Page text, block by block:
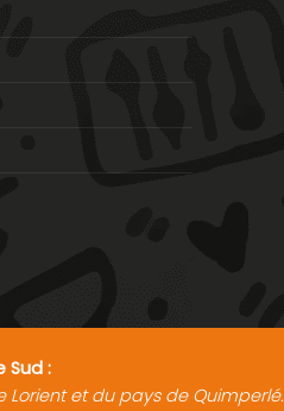
Sud :
et du pays de Quimperlé.